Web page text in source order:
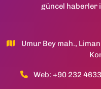
güncel haberler
Umur Bey mah.,
Web: +90 232